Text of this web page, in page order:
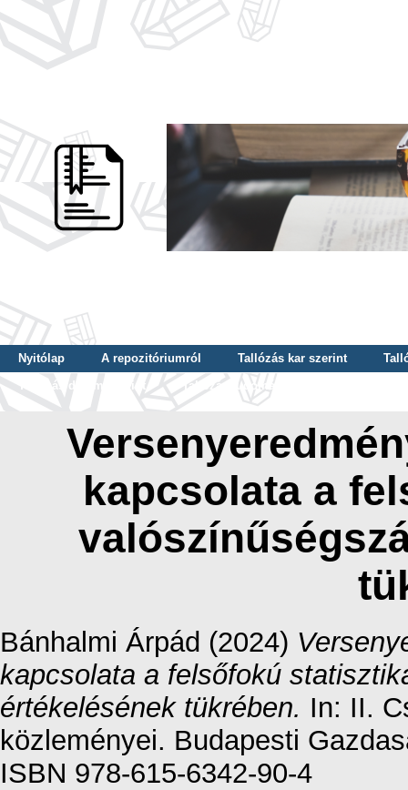
Nyitólap A repozitóriumról Tallózás kar szerint
Tallózás dátum szerint
Tallózás tudományterület szerint
kapcsolata a
Bánhalmi Árpád (2024)
kapcsolata a felsőfokú
értékelésének tükrében. In: II.
közleményei. Budapesti
ISBN 978-615-6342-90-4